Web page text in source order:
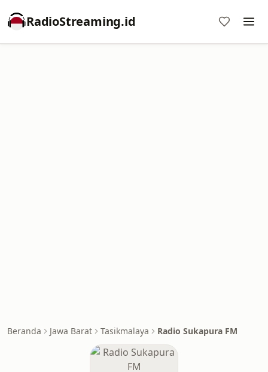
RadioStreaming.id
Beranda Jawa Barat Tasikmalaya Radio Sukapura FM